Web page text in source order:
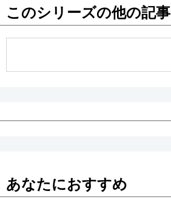
このシリーズの他の記事
あなたにおすすめ